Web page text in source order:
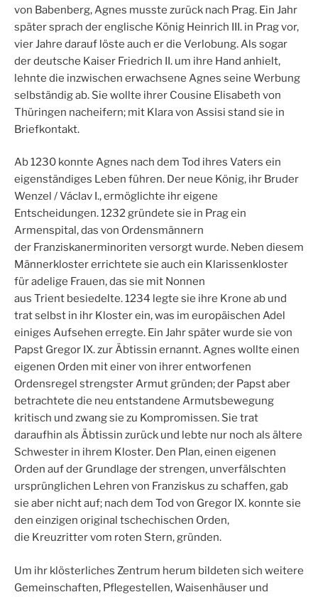
von Babenberg, Agnes musste zurück nach Prag. Ein Jahr
später sprach der englische König Heinrich III. in Prag vor,
vier Jahre darauf löste auch er die Verlobung. Als sogar
der deutsche Kaiser Friedrich II. um ihre Hand anhielt,
lehnte die inzwischen erwachsene Agnes seine Werbung
selbständig ab. Sie wollte ihrer Cousine Elisabeth von
Thüringen nacheifern; mit Klara von Assisi stand sie in
Briefkontakt.
Ab 1230 konnte Agnes nach dem Tod ihres Vaters ein
eigenständiges Leben führen. Der neue König, ihr Bruder
Wenzel / Václav I., ermöglichte ihr eigene
Entscheidungen. 1232 gründete sie in Prag ein
Armenspital, das von Ordensmännern
der Franziskanerminoriten versorgt wurde. Neben diesem
Männerkloster errichtete sie auch ein Klarissenkloster
für adelige Frauen, das sie mit Nonnen
aus Trient besiedelte. 1234 legte sie ihre Krone ab und
trat selbst in ihr Kloster ein, was im europäischen Adel
einiges Aufsehen erregte. Ein Jahr später wurde sie von
Papst Gregor IX. zur Äbtissin ernannt. Agnes wollte einen
eigenen Orden mit einer von ihrer entworfenen
Ordensregel strengster Armut gründen; der Papst aber
betrachtete die neu entstandene Armutsbewegung
kritisch und zwang sie zu Kompromissen. Sie trat
daraufhin als Äbtissin zurück und lebte nur noch als ältere
Schwester in ihrem Kloster. Den Plan, einen eigenen
Orden auf der Grundlage der strengen, unverfälschten
ursprünglichen Lehren von Franziskus zu schaffen, gab
sie aber nicht auf; nach dem Tod von Gregor IX. konnte sie
den einzigen original tschechischen Orden,
die Kreuzritter vom roten Stern, gründen.
Um ihr klösterliches Zentrum herum bildeten sich weitere
Gemeinschaften, Pflegestellen, Waisenhäuser und